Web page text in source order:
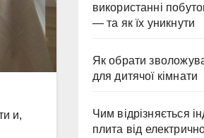
и,
використанні
— та як їх уникнути
Як обрати
для дитячої кімнати
Чим відрізняється
плита від